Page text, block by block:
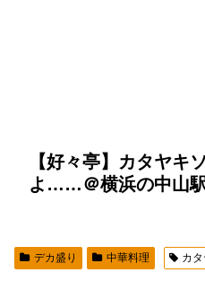
【好々亭】カタヤキ
よ……＠横浜の中山駅
デカ盛り 中華料理 カ